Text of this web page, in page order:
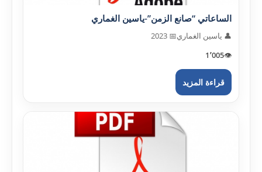
الساعاتي “صانع الزمن”-ياسين الغماري
👤 ياسين الغماري📅 2023
👁️1٬005
قراءة المزيد